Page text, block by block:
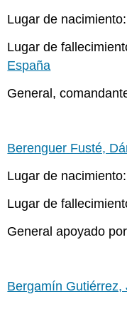
Lugar de
Lugar de
España
General,
Berenguer Fusté,
Lugar de nacimiento:
Lugar de
General apoyado
Bergamín Gutiérrez,